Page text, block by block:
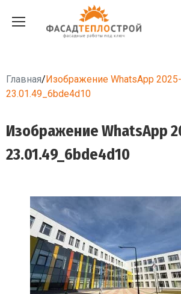
Главная/Изображение WhatsApp
23.01.49_6bde4d10
Изображение WhatsApp
23.01.49_6bde4d10